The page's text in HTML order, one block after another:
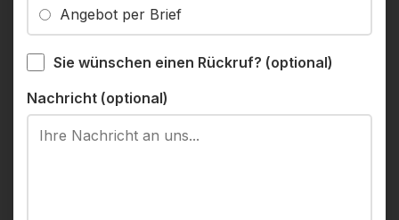
Angebot per Brief
Sie wünschen einen Rückruf? (optional)
Nachricht (optional)